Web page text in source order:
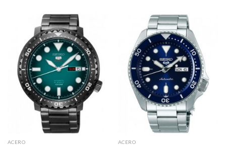
ACERO ACERO